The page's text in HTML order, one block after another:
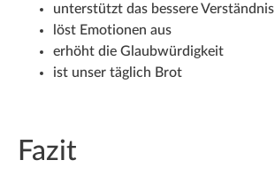
unterstützt das bessere Verständnis
löst Emotionen aus
erhöht die Glaubwürdigkeit
ist unser täglich Brot
Fazit